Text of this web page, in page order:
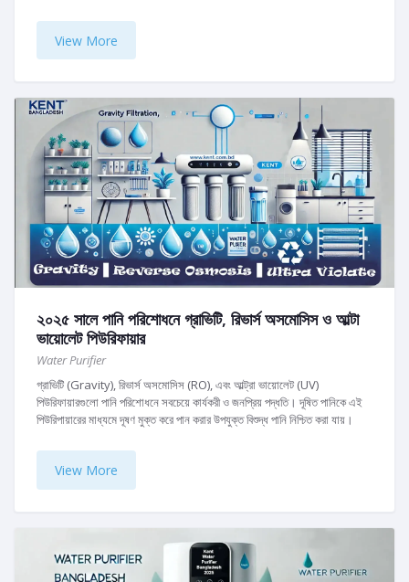
View More
২০২৫ সালে পানি পরিশোধনে গ্রাভিটি, রিভার্স অসমোসিস ও আল্টা
ভায়োলেট পিউরিফায়ার
Water Purifier
গ্রাভিটি (Gravity), রিভার্স অসমোসিস (RO), এবং আল্ট্রা ভায়োলেট (UV)
পিউরিফায়ারগুলো পানি পরিশোধনে সবচেয়ে কার্যকরী ও জনপ্রিয় পদ্ধতি। দূষিত পানিকে এই
পিউরিপায়ারের মাধ্যমে দূষণ মুক্ত করে পান করার উপযুক্ত বিশুদ্ধ পানি নিশ্চিত করা যায়।
View More